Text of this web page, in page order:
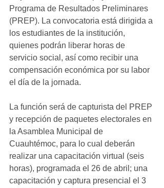
Programa de Resultados Preliminares
(PREP). La convocatoria está dirigida a
los estudiantes de la institución,
quienes podrán liberar horas de
servicio social, así como recibir una
compensación económica por su labor
el día de la jornada.
La función será de capturista del PREP
y recepción de paquetes electorales en
la Asamblea Municipal de
Cuauhtémoc, para lo cual deberán
realizar una capacitación virtual (seis
horas), programada el 26 de abril; una
capacitación y captura presencial el 3